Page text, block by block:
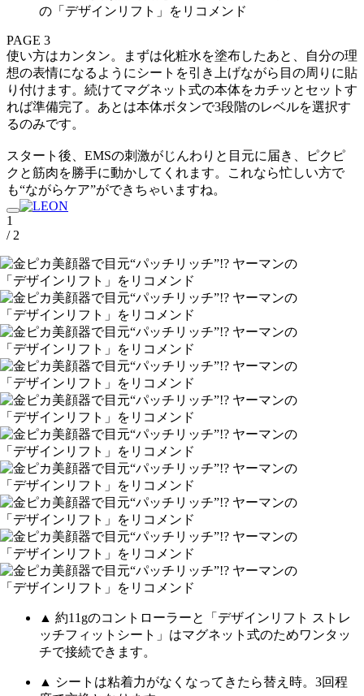
PAGE 3
使い方はカンタン。まずは化粧水を塗布したあと、自分の理
想の表情になるようにシートを引き上げながら目の周りに貼
り付けます。続けてマグネット式の本体をカチッとセットす
れば準備完了。あとは本体ボタンで3段階のレベルを選択す
るのみです。
スタート後、EMSの刺激がじんわりと目元に届き、ピクピ
クと筋肉を勝手に動かしてくれます。これなら忙しい方で
も“ながらケア”ができちゃいますね。
1
/ 2
▲ 約11gのコントローラーと「デザインリフト ストレ
ッチフィットシート」はマグネット式のためワンタッ
チで接続できます。
▲ シートは粘着力がなくなってきたら替え時。3回程